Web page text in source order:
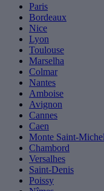
Paris
Bordeaux
Nice
Lyon
Toulouse
Marselha
Colmar
Nantes
Amboise
Avignon
Cannes
Caen
Monte Saint-Michel
Chambord
Versalhes
Saint-Denis
Poissy